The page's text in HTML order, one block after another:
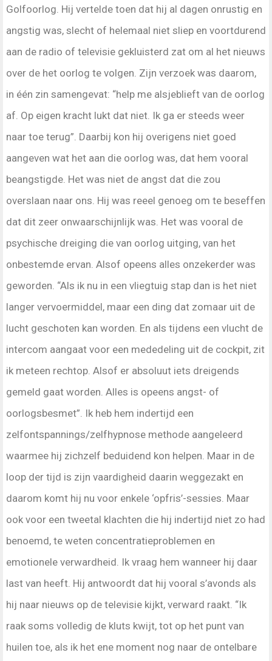
Golfoorlog. Hij vertelde toen dat hij al dagen onrustig en
angstig was, slecht of helemaal niet sliep en voortdurend
aan de radio of televisie gekluisterd zat om al het nieuws
over de het oorlog te volgen. Zijn verzoek was daarom,
in één zin samengevat: “help me alsjeblieft van de oorlog
af. Op eigen kracht lukt dat niet. Ik ga er steeds weer
naar toe terug”. Daarbij kon hij overigens niet goed
aangeven wat het aan die oorlog was, dat hem vooral
beangstigde. Het was niet de angst dat die zou
overslaan naar ons. Hij was reeel genoeg om te beseffen
dat dit zeer onwaarschijnlijk was. Het was vooral de
psychische dreiging die van oorlog uitging, van het
onbestemde ervan. Alsof opeens alles onzekerder was
geworden. “Als ik nu in een vliegtuig stap dan is het niet
langer vervoermiddel, maar een ding dat zomaar uit de
lucht geschoten kan worden. En als tijdens een vlucht de
intercom aangaat voor een mededeling uit de cockpit, zit
ik meteen rechtop. Alsof er absoluut iets dreigends
gemeld gaat worden. Alles is opeens angst- of
oorlogsbesmet”. Ik heb hem indertijd een
zelfontspannings/zelfhypnose methode aangeleerd
waarmee hij zichzelf beduidend kon helpen. Maar in de
loop der tijd is zijn vaardigheid daarin weggezakt en
daarom komt hij nu voor enkele ‘opfris’-sessies. Maar
ook voor een tweetal klachten die hij indertijd niet zo had
benoemd, te weten concentratieproblemen en
emotionele verwardheid. Ik vraag hem wanneer hij daar
last van heeft. Hij antwoordt dat hij vooral s’avonds als
hij naar nieuws op de televisie kijkt, verward raakt. “Ik
raak soms volledig de kluts kwijt, tot op het punt van
huilen toe, als ik het ene moment nog naar de ontelbare